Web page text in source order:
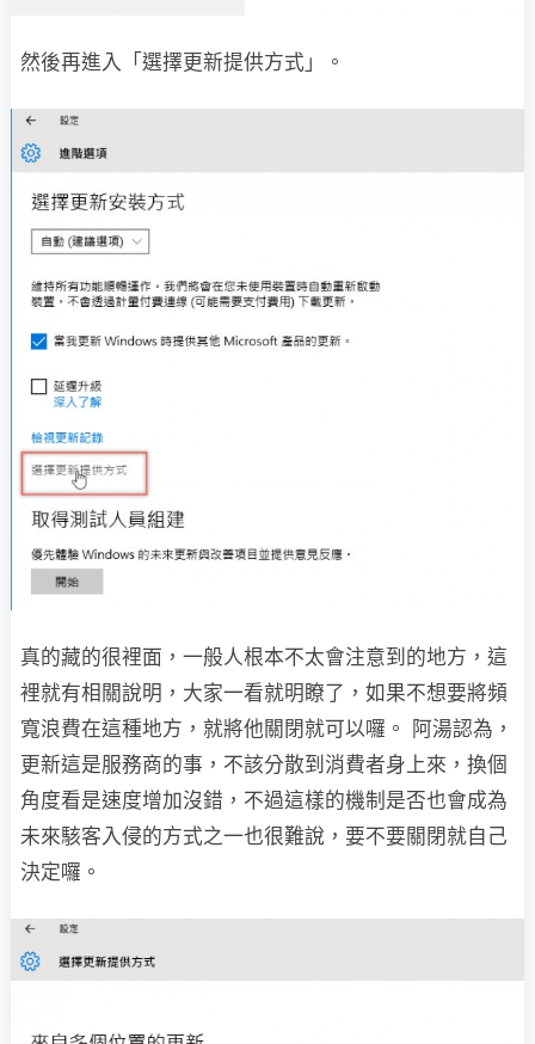
然後再進入「選擇更新提供方式」。
真的藏的很裡面，一般人根本不太會注意到的地方，這
裡就有相關說明，大家一看就明瞭了，如果不想要將頻
寬浪費在這種地方，就將他關閉就可以囉。 阿湯認為，
更新這是服務商的事，不該分散到消費者身上來，換個
角度看是速度增加沒錯，不過這樣的機制是否也會成為
未來駭客入侵的方式之一也很難說，要不要關閉就自己
決定囉。